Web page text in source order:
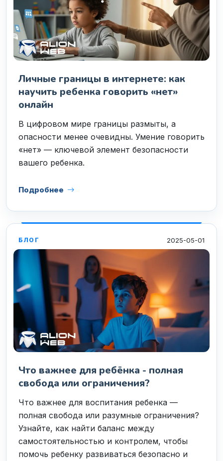
Личные границы в интернете: как
научить ребенка говорить «нет»
онлайн
В цифровом мире границы размыты, а
опасности менее очевидны. Умение говорить
«нет» — ключевой элемент безопасности
вашего ребенка.
Подробнее
БЛОГ 2025-05-01
Что важнее для ребёнка - полная
свобода или ограничения?
Что важнее для воспитания ребенка —
полная свобода или разумные ограничения?
Узнайте, как найти баланс между
самостоятельностью и контролем, чтобы
помочь ребенку развиваться безопасно и